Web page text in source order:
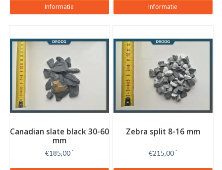
Informatie Informatie
Canadian slate black 30-60
mm
€185,00 *
Zebra split 8-16 mm
€215,00 *